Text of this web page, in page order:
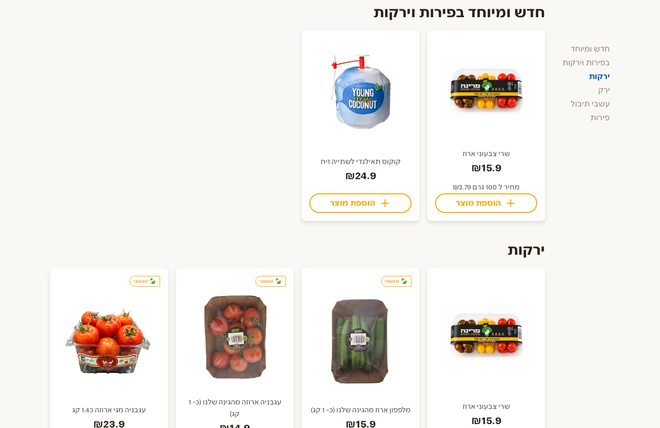
חדש ומיוחד
בפירות וירקות
ירקות
ירק
עשבי תיבול
פירות
חדש ומיוחד בפירות וירקות
שרי צבעוני ארוז
₪15.9
מחיר ל 100 גרם ₪3.79
הוספת מוצר
קוקוס תאילנדי לשתייה 1יח
₪24.9
הוספת מוצר
ירקות
שרי צבעוני ארוז
₪15.9
טבעוני
מלפפון ארוז מהגינה שלנו (כ- 1 קג)
₪15.9
טבעוני
עגבניה ארוזה מהגינה שלנו (כ- 1
קג)
טבעוני
עגבניה מגי ארוזה כ1.4 קג
₪23.9